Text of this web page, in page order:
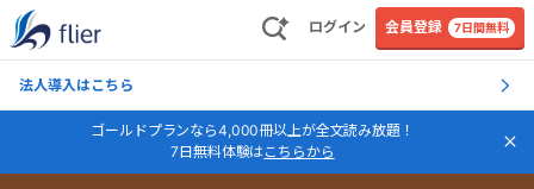
ログイン 会員登録 7日間無料
法人導入はこちら
ゴールドプランなら4,000冊以上が全文読み放題！
7日無料体験はこちらから